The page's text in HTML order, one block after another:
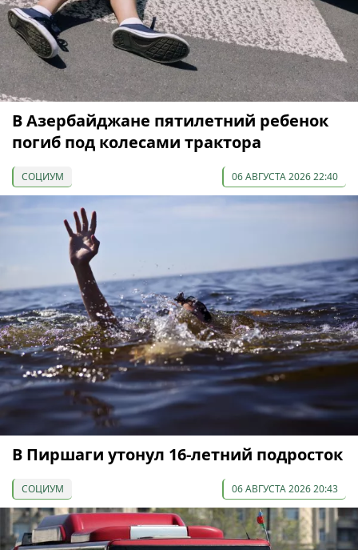
В Азербайджане пятилетний ребенок
погиб под колесами трактора
СОЦИУМ 06 АВГУСТА 2026 22:40
В Пиршаги утонул 16-летний подросток
СОЦИУМ 06 АВГУСТА 2026 20:43